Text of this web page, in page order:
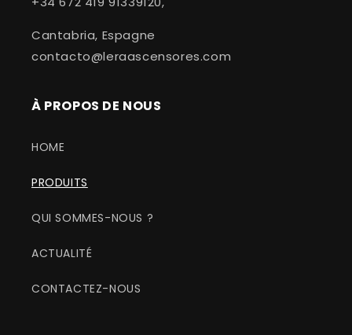
Cantabria, Espagne
contacto@leraascensores.com
À PROPOS DE NOUS
HOME
PRODUITS
QUI SOMMES-NOUS ?
ACTUALITÉ
CONTACTEZ-NOUS